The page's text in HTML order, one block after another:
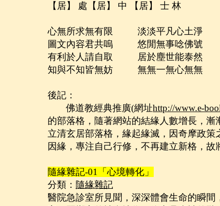
【居】 處【居】 中 【居】 士 林
心無所求無有限
淡淡平凡心土淨
圖文內容君共嗚
悠閒無事唸佛號
有利於人請自取
居於塵世能泰然
知與不知皆無妨
無無一無心無無
後記：
佛道教經典推廣(網址http://www.e-
的部落格，隨著網站的結緣人數增長，
立清玄居部落格，緣起緣滅，因奇摩政策
因緣，專注自己行修，不再建立新格，
隨緣雜記-01
「心境轉化」
分類： 隨緣雜記
醫院急診室所見聞，深深體會生命的瞬